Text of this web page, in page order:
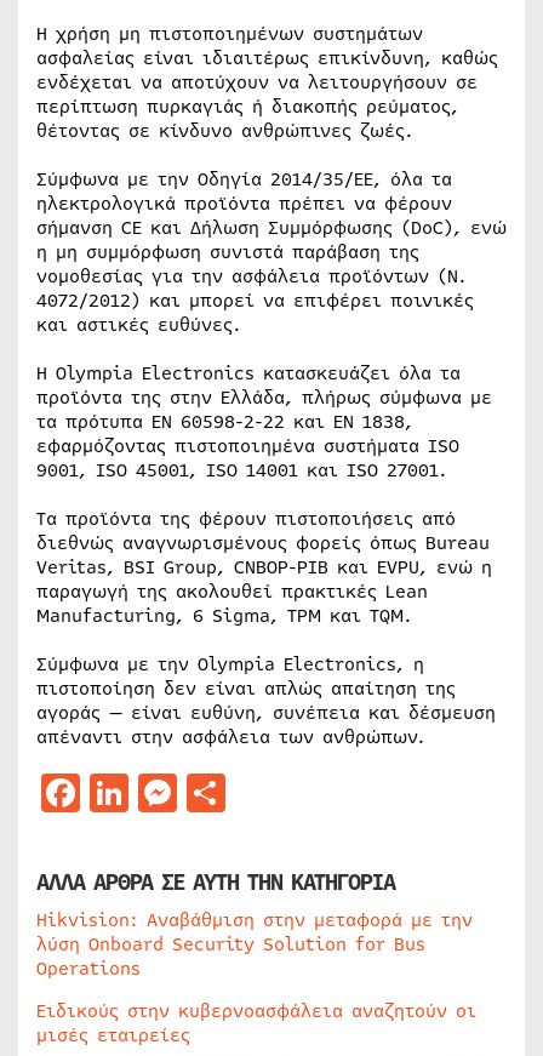
Η χρήση μη πιστοποιημένων συστημάτων
ασφαλείας είναι ιδιαιτέρως επικίνδυνη, καθώς
ενδέχεται να αποτύχουν να λειτουργήσουν σε
περίπτωση πυρκαγιάς ή διακοπής ρεύματος,
θέτοντας σε κίνδυνο ανθρώπινες ζωές.
Σύμφωνα με την Οδηγία 2014/35/ΕΕ, όλα τα
ηλεκτρολογικά προϊόντα πρέπει να φέρουν
σήμανση CE και Δήλωση Συμμόρφωσης (DoC), ενώ
η μη συμμόρφωση συνιστά παράβαση της
νομοθεσίας για την ασφάλεια προϊόντων (Ν.
4072/2012) και μπορεί να επιφέρει ποινικές
και αστικές ευθύνες.
Η Olympia Electronics κατασκευάζει όλα τα
προϊόντα της στην Ελλάδα, πλήρως σύμφωνα με
τα πρότυπα EN 60598-2-22 και EN 1838,
εφαρμόζοντας πιστοποιημένα συστήματα ISO
9001, ISO 45001, ISO 14001 και ISO 27001.
Τα προϊόντα της φέρουν πιστοποιήσεις από
διεθνώς αναγνωρισμένους φορείς όπως Bureau
Veritas, BSI Group, CNBOP-PIB και EVPU, ενώ η
παραγωγή της ακολουθεί πρακτικές Lean
Manufacturing, 6 Sigma, TPM και TQM.
Σύμφωνα με την Olympia Electronics, η
πιστοποίηση δεν είναι απλώς απαίτηση της
αγοράς — είναι ευθύνη, συνέπεια και δέσμευση
απέναντι στην ασφάλεια των ανθρώπων.
Facebook
LinkedIn
Messenger
ΑΛΛΑ ΑΡΘΡΑ ΣΕ ΑΥΤΗ ΤΗΝ ΚΑΤΗΓΟΡΙΑ
Hikvision: Αναβάθμιση στην μεταφορά με την
λύση Onboard Security Solution for Bus
Operations
Ειδικούς στην κυβερνοασφάλεια αναζητούν οι
μισές εταιρείες